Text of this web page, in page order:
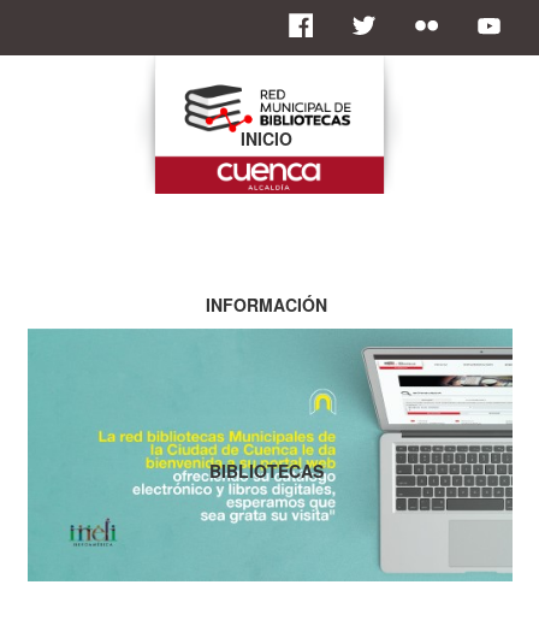
INICIO
INFORMACIÓN
BIBLIOTECAS